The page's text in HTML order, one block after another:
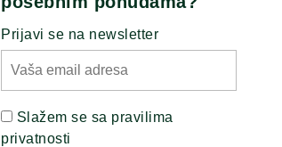
Prijavi se na newsletter
Slažem se sa pravilima
privatnosti